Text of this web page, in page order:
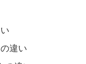
違い